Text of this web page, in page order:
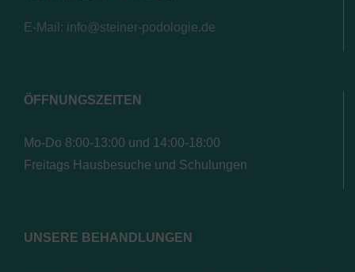
E-Mail: info@steiner-podologie.de
ÖFFNUNGSZEITEN
Mo-Do 8:00-13:00 und 14:00-18:00
Freitags Hausbesuche und Schulungen
UNSERE BEHANDLUNGEN